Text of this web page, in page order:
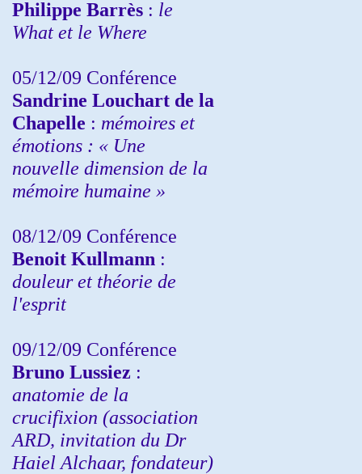
Philippe Barrès : le
What et le Where
05/12/09 Conférence
Sandrine Louchart de la
Chapelle : mémoires et
émotions : « Une
nouvelle dimension de la
mémoire humaine »
08/12/09 Conférence
Benoit Kullmann :
douleur et théorie de
l'esprit
09/12/09 Conférence
Bruno Lussiez :
anatomie de la
crucifixion (association
ARD, invitation du Dr
Haiel Alchaar, fondateur)